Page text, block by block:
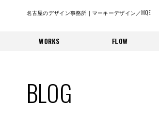
名古屋のデザイン事務所｜マーキーデザイン／MQE
WORKS FLOW
BLOG